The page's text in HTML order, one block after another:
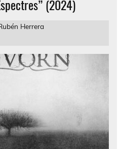
(2024)
Herrera